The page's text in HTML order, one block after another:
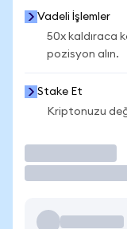
Vadeli İşlemler
50x kaldıraca
pozisyon alın.
Stake Et
Kriptonuzu